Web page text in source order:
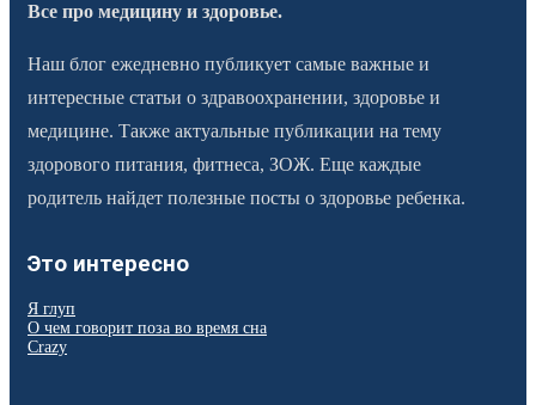
Все про медицину и здоровье.
Наш блог ежедневно публикует самые важные и
интересные статьи о здравоохранении, здоровье и
медицине. Также актуальные публикации на тему
здорового питания, фитнеса, ЗОЖ. Еще каждые
родитель найдет полезные посты о здоровье ребенка.
Это интересно
Я глуп
О чем говорит поза во время сна
Crazy